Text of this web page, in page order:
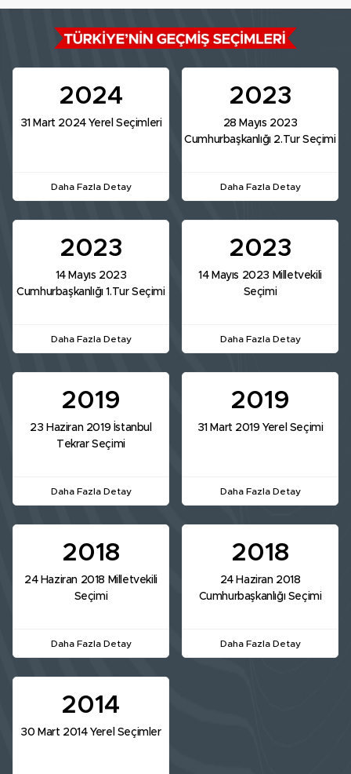
2024
31 Mart 2024 Yerel Seçimleri
Daha Fazla Detay
2023
28 Mayıs 2023
Cumhurbaşkanlığı 2.Tur Seçimi
Daha Fazla Detay
2023
14 Mayıs 2023
Cumhurbaşkanlığı 1.Tur Seçimi
Daha Fazla Detay
2023
14 Mayıs 2023 Milletvekili
Seçimi
Daha Fazla Detay
2019
23 Haziran 2019 İstanbul
Tekrar Seçimi
Daha Fazla Detay
2019
31 Mart 2019 Yerel Seçimi
Daha Fazla Detay
2018
24 Haziran 2018 Milletvekili
Seçimi
Daha Fazla Detay
2018
24 Haziran 2018
Cumhurbaşkanlığı Seçimi
Daha Fazla Detay
2014
30 Mart 2014 Yerel Seçimler